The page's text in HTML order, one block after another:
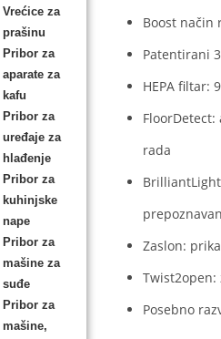
Vrećice za
prašinu
Pribor za
aparate za
kafu
Pribor za
uređaje za
hlađenje
Pribor za
kuhinjske
nape
Pribor za
mašine za
suđe
Pribor za
mašine,
Boost način
Patentirani
HEPA filtar:
rada
Zaslon:
Posebno